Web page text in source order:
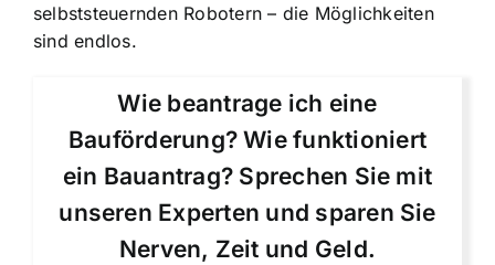
selbststeuernden Robotern – die Möglichkeiten
sind endlos.
Wie beantrage ich eine
Bauförderung? Wie funktioniert
ein Bauantrag? Sprechen Sie mit
unseren Experten und sparen Sie
Nerven, Zeit und Geld.